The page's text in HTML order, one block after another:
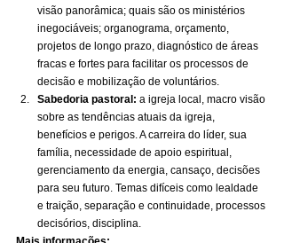
visão panorâmica; quais são os ministérios
inegociáveis; organograma, orçamento,
projetos de longo prazo, diagnóstico de áreas
fracas e fortes para facilitar os processos de
decisão e mobilização de voluntários.
Sabedoria pastoral: a igreja local, macro visão
sobre as tendências atuais da igreja,
benefícios e perigos. A carreira do líder, sua
família, necessidade de apoio espiritual,
gerenciamento da energia, cansaço, decisões
para seu futuro. Temas difíceis como lealdade
e traição, separação e continuidade, processos
decisórios, disciplina.